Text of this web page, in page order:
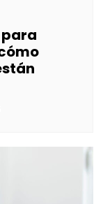
para